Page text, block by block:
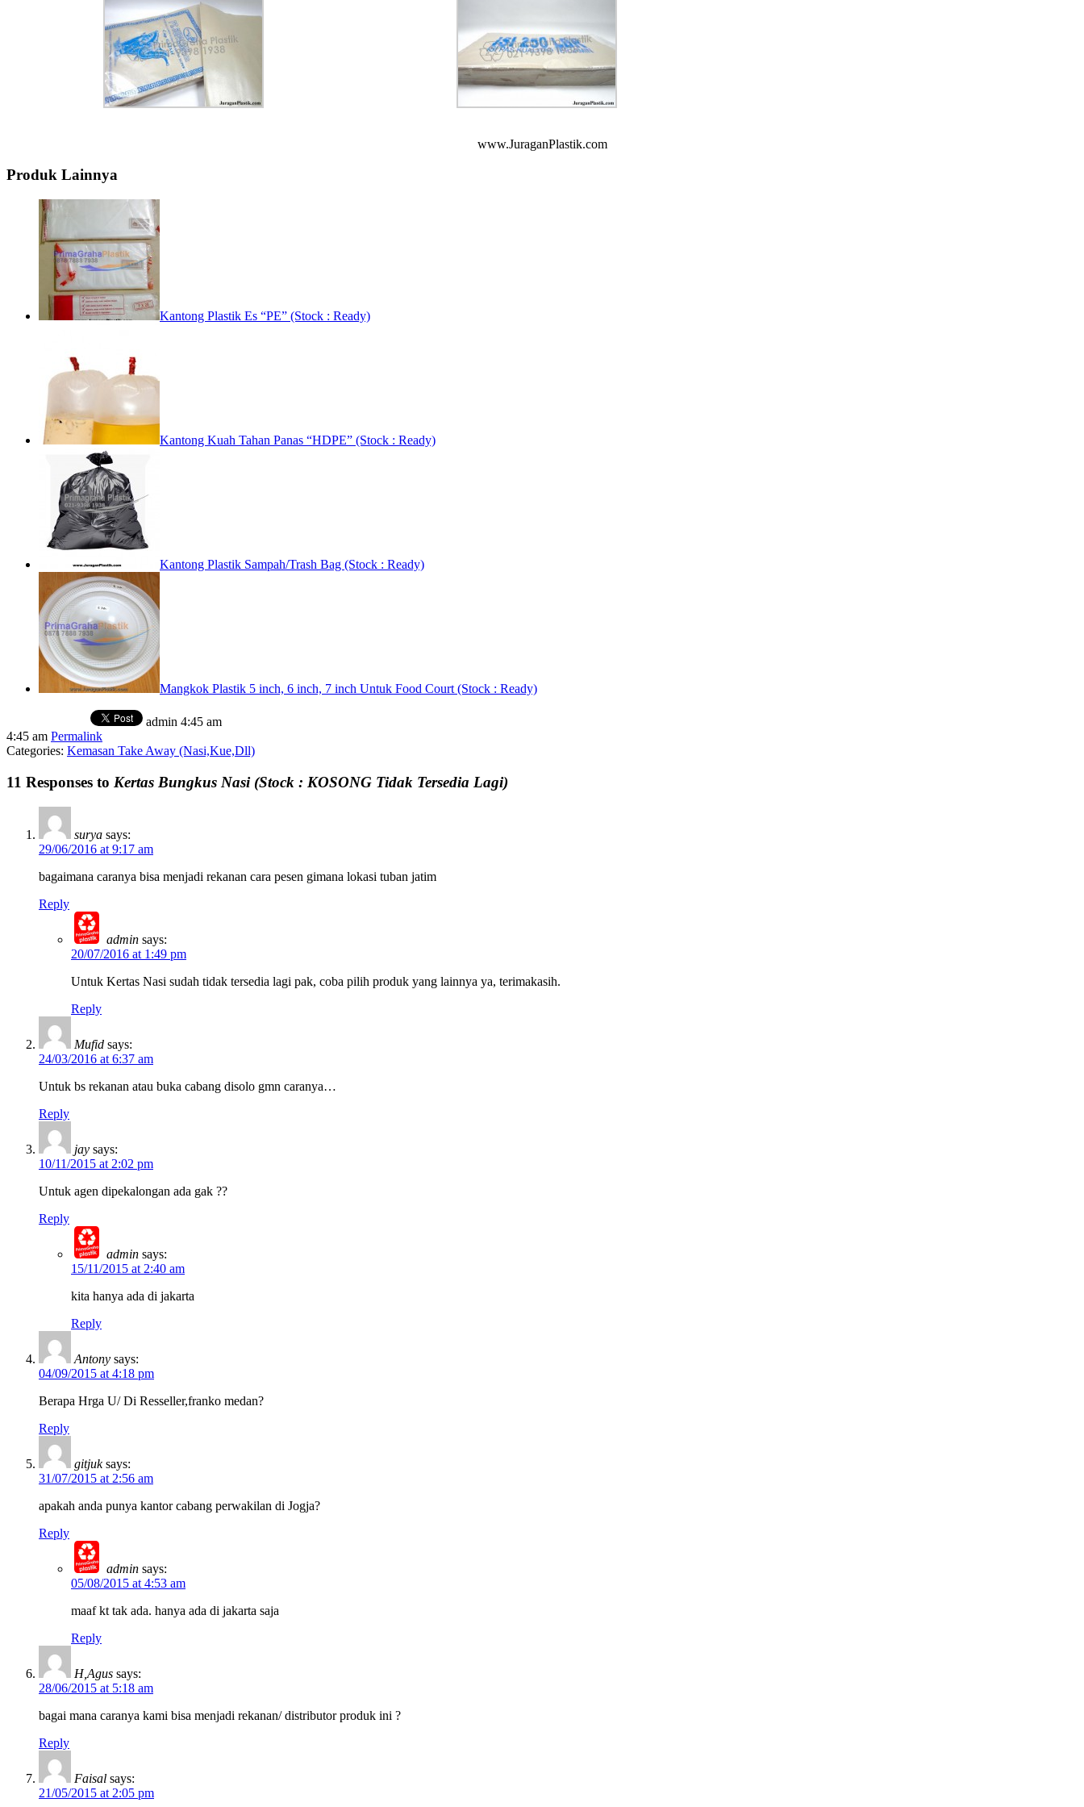
www.JuraganPlastik.com
Produk Lainnya
Kantong Plastik Es “PE” (Stock : Ready)
Kantong Kuah Tahan Panas “HDPE” (Stock : Ready)
Kantong Plastik Sampah/Trash Bag (Stock : Ready)
Mangkok Plastik 5 inch, 6 inch, 7 inch Untuk Food Court (Stock : Ready)
admin 4:45 am
4:45 am Permalink
Categories: Kemasan Take Away (Nasi,Kue,Dll)
11 Responses to Kertas Bungkus Nasi (Stock : KOSONG Tidak Tersedia Lagi)
surya says:
29/06/2016 at 9:17 am
bagaimana caranya bisa menjadi rekanan cara pesen gimana lokasi tuban jatim
Reply
admin says:
20/07/2016 at 1:49 pm
Untuk Kertas Nasi sudah tidak tersedia lagi pak, coba pilih produk yang lainnya ya, terimakasih.
Reply
Mufid says:
24/03/2016 at 6:37 am
Untuk bs rekanan atau buka cabang disolo gmn caranya…
Reply
jay says:
10/11/2015 at 2:02 pm
Untuk agen dipekalongan ada gak ??
Reply
admin says:
15/11/2015 at 2:40 am
kita hanya ada di jakarta
Reply
Antony says:
04/09/2015 at 4:18 pm
Berapa Hrga U/ Di Resseller,franko medan?
Reply
gitjuk says:
31/07/2015 at 2:56 am
apakah anda punya kantor cabang perwakilan di Jogja?
Reply
admin says:
05/08/2015 at 4:53 am
maaf kt tak ada. hanya ada di jakarta saja
Reply
H,Agus says:
28/06/2015 at 5:18 am
bagai mana caranya kami bisa menjadi rekanan/ distributor produk ini ?
Reply
Faisal says:
21/05/2015 at 2:05 pm